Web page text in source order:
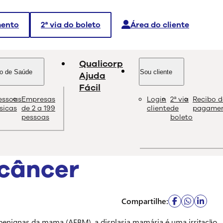
2ª via do boleto Área do cliente
de Saúde
Empresas
de 2 a 199
pessoas
Qualicorp
Ajuda
Fácil
Sou cliente
Login
cliente
2ª via
de
boleto
Recibo
e as melhores soluções sobre saúde e bem-estar.
Compartilhe: